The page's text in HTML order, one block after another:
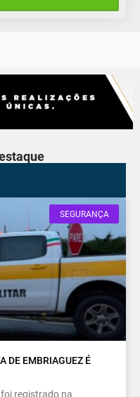
SEGURANÇA
DE EMBRIAGUEZ É
registrado na